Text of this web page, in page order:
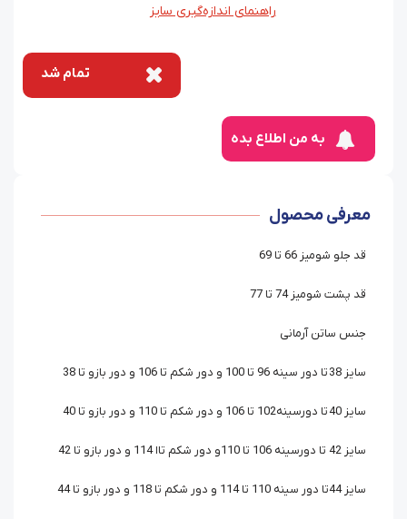
راهنمای اندازه‌گیری سایز
تمام شد
به من اطلاع بده
معرفی محصول
قد جلو شومیز 66 تا 69
قد پشت شومیز 74 تا 77
جنس ساتن آرمانی
سایز 38 تا دور سینه 96 تا 100 و دور شکم تا 106 و دور بازو تا 38
سایز 40 تا دورسینه102 تا 106 و دور شکم تا 110 و دور بازو تا 40
سایز 42 تا دورسینه 106 تا 110و دور شکم تاا 114 و دور بازو تا 42
سایز 44تا دور سینه 110 تا 114 و دور شکم تا 118 و دور بازو تا 44